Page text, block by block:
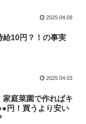
2025.04.09
給10円？！の事実
2025.04.03
家庭菜園で作ればキ
円！買うより安い